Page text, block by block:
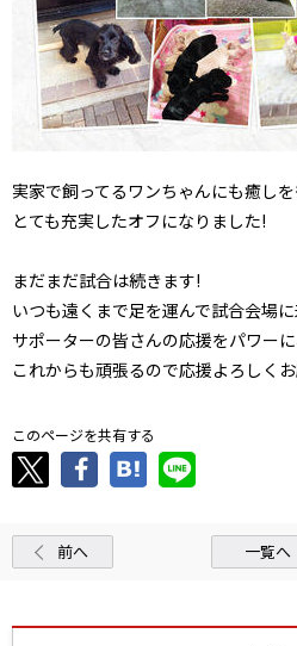
実家で飼ってるワンちゃんにも癒しを
とても充実したオフになりました!
まだまだ試合は続きます!
いつも遠くまで足を運んで試合会場
サポーターの皆さんの応援をパワーに
これからも頑張るので応援よろしく
このページを共有する
前へ 一覧へ